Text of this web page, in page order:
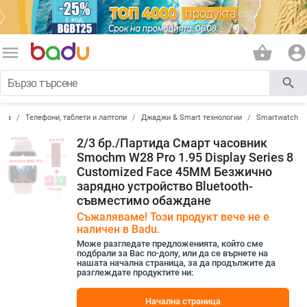
menu shopping_basket account_circle
search
Телефони, таблети и лаптопи Джаджи & Smart технологии Smartwatch
2/3 бр./Партида Смарт часовник
Smochm W28 Pro 1.95 Display Series 8
Customized Face 45MM Безжично
зарядно устройство Bluetooth-
съвместимо обаждане
Съжаляваме! Този продукт вече не е
наличен в Badu.
Може разгледате предложенията, който сме
подбрали за Вас по-долу, или да се върнете на
нашата начална страница, за да продължите да
разглеждате продуктите ни:
Начална страница